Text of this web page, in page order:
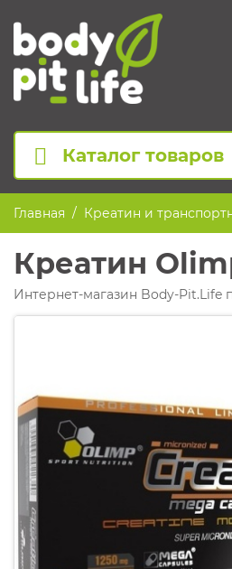
Каталог товаров
Главная Креатин и
Креатин
Интернет-магазин Body-Pit.Life